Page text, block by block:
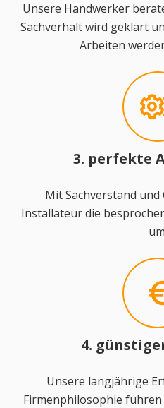
Unsere Handwerker
Sachverhalt wird geklärt
Arbeiten
3. perfekte
Mit Sachverstand
Installateur die
4.
Unsere langjährige
Firmenphilosophie